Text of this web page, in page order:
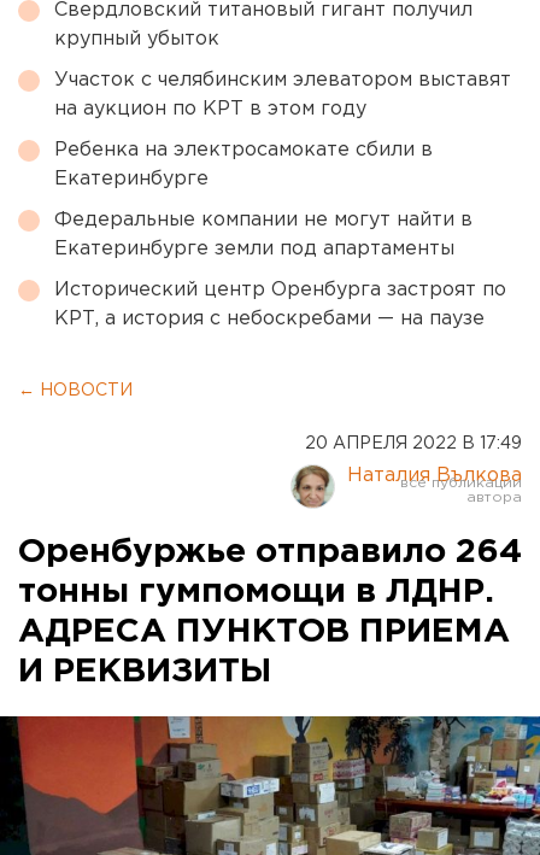
Свердловский титановый гигант получил
крупный убыток
Участок с челябинским элеватором выставят
на аукцион по КРТ в этом году
Ребенка на электросамокате сбили в
Екатеринбурге
Федеральные компании не могут найти в
Екатеринбурге земли под апартаменты
Исторический центр Оренбурга застроят по
КРТ, а история с небоскребами — на паузе
← НОВОСТИ
20 АПРЕЛЯ 2022 В 17:49
Наталия Вълкова
Оренбуржье отправило 264
тонны гумпомощи в ЛДНР.
АДРЕСА ПУНКТОВ ПРИЕМА
И РЕКВИЗИТЫ